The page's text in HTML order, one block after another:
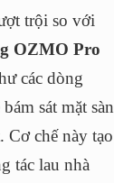
trội so với
OZMO Pro
các dòng
sát mặt sàn
. Cơ chế này tạo
tác lau nhà